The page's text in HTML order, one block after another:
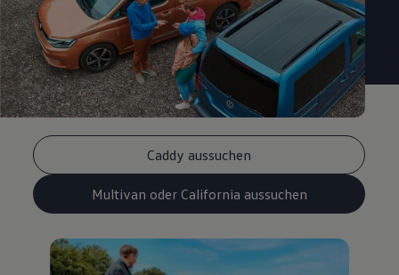
Caddy aussuchen
Multivan oder California aussuchen